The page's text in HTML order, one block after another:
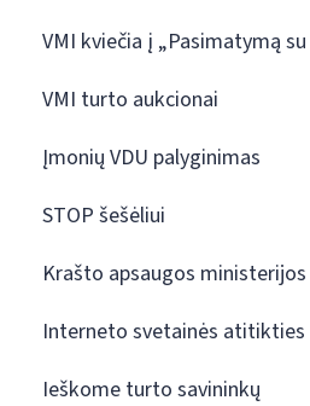
VMI kviečia į „Pasimatymą
VMI turto aukcionai
Įmonių VDU palyginimas
STOP šešėliui
Krašto apsaugos
Interneto svetainės atitikties
Ieškome turto savininkų